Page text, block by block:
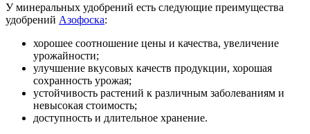
У минеральных удобрений есть следующие преимущества
удобрений Азофоска:
хорошее соотношение цены и качества, увеличение
урожайности;
улучшение вкусовых качеств продукции, хорошая
сохранность урожая;
устойчивость растений к различным заболеваниям и
невысокая стоимость;
доступность и длительное хранение.